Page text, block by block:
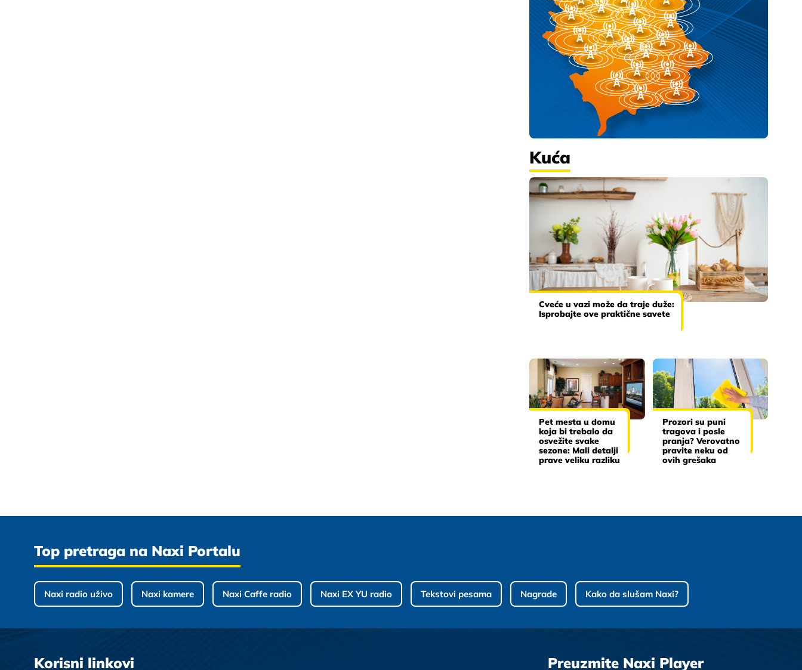
Kuća
Cveće u vazi može da traje duže:
Isprobajte ove praktične savete
Pet mesta u domu
koja bi trebalo da
osvežite svake
sezone: Mali detalji
prave veliku razliku
Prozori su puni
tragova i posle
pranja? Verovatno
pravite neku od
ovih grešaka
Top pretraga na Naxi Portalu
Naxi radio uživo Naxi kamere Naxi Caffe radio Naxi EX YU radio Tekstovi pesama Nagrade Kako da slušam Naxi?
Korisni linkovi Preuzmite Naxi Player